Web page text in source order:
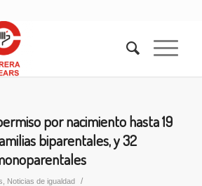
por nacimiento hasta 19
biparentales, y 32
Noticias de igualdad /